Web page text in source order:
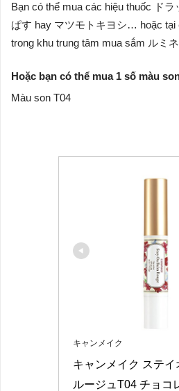
Bạn có thể mua các hiệu thuốc ド
ぱす hay マツモトキヨシ… hoặc tại
trong khu trung tâm mua sắm ル
Hoặc bạn có thể mua 1 số màu
Màu son T04
キャンメイク
キャンメイク ステイ
ルージュT04 チョコ